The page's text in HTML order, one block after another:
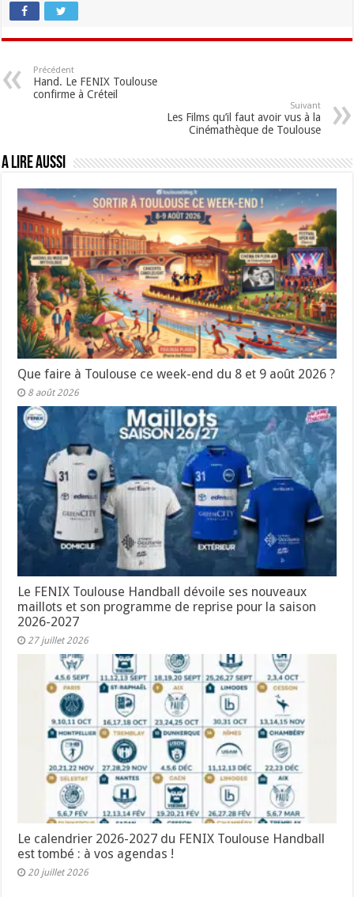
Précédent
Hand. Le FENIX Toulouse
confirme à Créteil
Suivant
Les Films qu’il faut avoir vus à la
Cinémathèque de Toulouse
A lire aussi
Que faire à Toulouse ce week-end du 8 et 9 août 2026 ?
8 août 2026
Le FENIX Toulouse Handball dévoile ses nouveaux
maillots et son programme de reprise pour la saison
2026-2027
27 juillet 2026
Le calendrier 2026-2027 du FENIX Toulouse Handball
est tombé : à vos agendas !
20 juillet 2026